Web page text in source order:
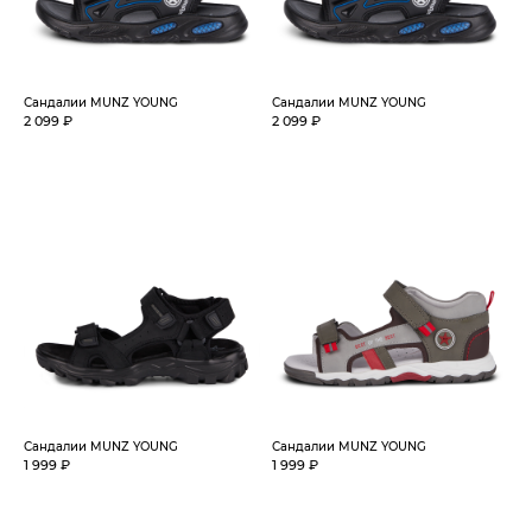
Сандалии MUNZ YOUNG
2 099 ₽
Сандалии MUNZ YOUNG
2 099 ₽
Сандалии MUNZ YOUNG
1 999 ₽
Сандалии MUNZ YOUNG
1 999 ₽